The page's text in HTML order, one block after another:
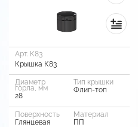
Арт. К83
Крышка К83
Диаметр
горла, мм
28
Тип крышки
Флип-топ
Поверхность
Глянцевая
Материал
ПП